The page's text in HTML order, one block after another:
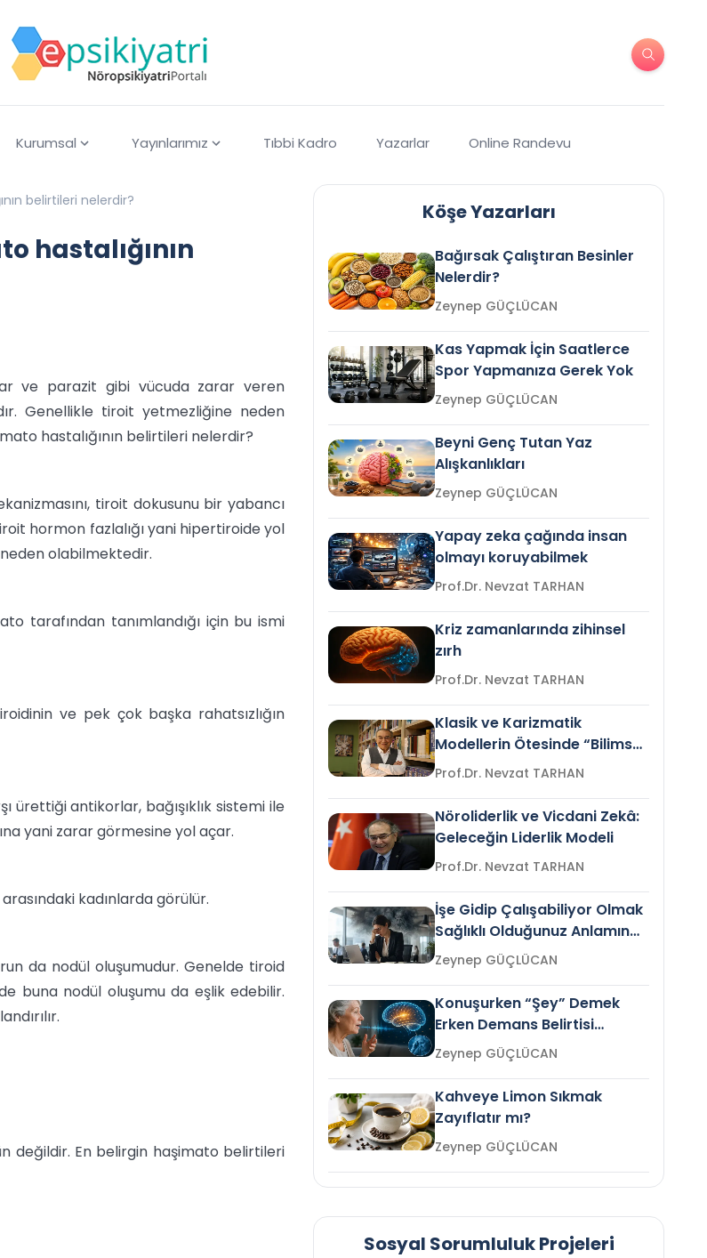
Kurumsal Yayınlarımız Tıbbi Kadro Yazarlar Online Randevu
belirtileri nelerdir?
hastalığının
ve parazit gibi vücuda zarar veren
Genellikle tiroit yetmezliğine neden
hastalığının belirtileri nelerdir?
tiroit dokusunu bir yabancı
hormon fazlalığı yani hipertiroide yol
olabilmektedir.
tarafından tanımlandığı için bu ismi
ve pek çok başka rahatsızlığın
ürettiği antikorlar, bağışıklık sistemi ile
yani zarar görmesine yol açar.
kadınlarda görülür.
da nodül oluşumudur. Genelde tiroid
buna nodül oluşumu da eşlik edebilir.
değildir. En belirgin haşimato belirtileri
Köşe Yazarları
Bağırsak Çalıştıran Besinler
Nelerdir?
Zeynep GÜÇLÜCAN
Kas Yapmak İçin Saatlerce
Spor Yapmanıza Gerek Yok
Zeynep GÜÇLÜCAN
Beyni Genç Tutan Yaz
Alışkanlıkları
Zeynep GÜÇLÜCAN
Yapay zeka çağında insan
olmayı koruyabilmek
Prof.Dr. Nevzat TARHAN
Kriz zamanlarında zihinsel
zırh
Prof.Dr. Nevzat TARHAN
Klasik ve Karizmatik
Modellerin Ötesinde “Bilimsel
Liderlik”
Prof.Dr. Nevzat TARHAN
Nöroliderlik ve Vicdani Zekâ:
Geleceğin Liderlik Modeli
Prof.Dr. Nevzat TARHAN
İşe Gidip Çalışabiliyor Olmak
Sağlıklı Olduğunuz Anlamına
Gelir mi?Zeynep GÜÇLÜCAN
Konuşurken “Şey” Demek
Erken Demans Belirtisi
Olabilir mi?Zeynep GÜÇLÜCAN
Kahveye Limon Sıkmak
Zayıflatır mı?
Zeynep GÜÇLÜCAN
Sosyal Sorumluluk Projeleri